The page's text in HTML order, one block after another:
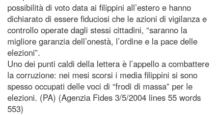
possibilità di voto data ai filippini all’estero e hanno
dichiarato di essere fiduciosi che le azioni di vigilanza e
controllo operate dagli stessi cittadini, “saranno la
migliore garanzia dell’onestà, l’ordine e la pace delle
elezioni”.
Uno dei punti caldi della lettera è l’appello a combattere
la corruzione: nei mesi scorsi i media filippini si sono
spesso occupati delle voci di “frodi di massa” per le
elezioni. (PA) (Agenzia Fides 3/5/2004 lines 55 words
553)